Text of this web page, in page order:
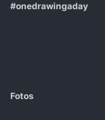
#onedrawingaday
Fotos